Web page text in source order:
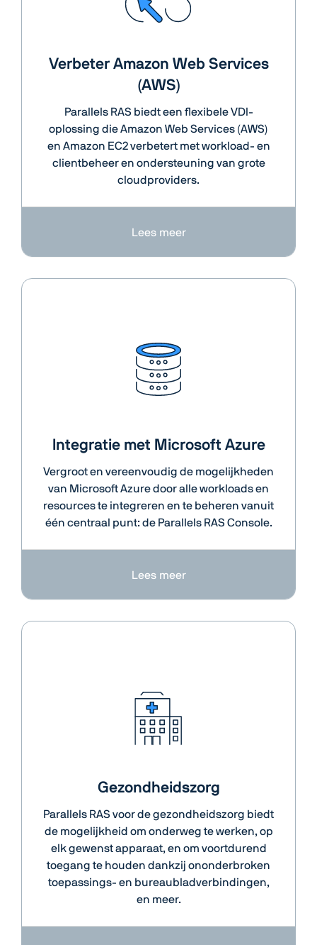
Verbeter Amazon Web Services
(AWS)
Parallels RAS biedt een flexibele VDI-
oplossing die Amazon Web Services (AWS)
en Amazon EC2 verbetert met workload- en
clientbeheer en ondersteuning van grote
cloudproviders.
Lees meer
Integratie met Microsoft Azure
Vergroot en vereenvoudig de mogelijkheden
van Microsoft Azure door alle workloads en
resources te integreren en te beheren vanuit
één centraal punt: de Parallels RAS Console.
Lees meer
Gezondheidszorg
Parallels RAS voor de gezondheidszorg biedt
de mogelijkheid om onderweg te werken, op
elk gewenst apparaat, en om voortdurend
toegang te houden dankzij ononderbroken
toepassings- en bureaubladverbindingen,
en meer.